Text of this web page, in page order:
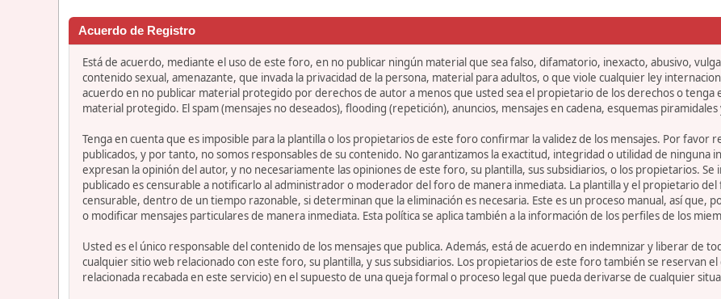
Acuerdo de Registro
Está de acuerdo, mediante el uso de este foro, en no publicar ningún material que sea falso, difamatorio, inexacto, abusivo,
contenido sexual, amenazante, que invada la privacidad de la persona, material para adultos, o que viole cualquier ley
acuerdo en no publicar material protegido por derechos de autor a menos que usted sea el propietario de los derechos o
material protegido. El spam (mensajes no deseados), flooding (repetición), anuncios, mensajes en cadena, esquemas
Tenga en cuenta que es imposible para la plantilla o los propietarios de este foro confirmar la validez de los mensajes. Por
publicados, y por tanto, no somos responsables de su contenido. No garantizamos la exactitud, integridad o utilidad de ninguna
expresan la opinión del autor, y no necesariamente las opiniones de este foro, su plantilla, sus subsidiarios, o los propietarios.
publicado es censurable a notificarlo al administrador o moderador del foro de manera inmediata. La plantilla y el propietario
censurable, dentro de un tiempo razonable, si determinan que la eliminación es necesaria. Este es un proceso manual, así que,
o modificar mensajes particulares de manera inmediata. Esta política se aplica también a la información de los perfiles de los
Usted es el único responsable del contenido de los mensajes que publica. Además, está de acuerdo en indemnizar y liberar de
cualquier sitio web relacionado con este foro, su plantilla, y sus subsidiarios. Los propietarios de este foro también se reservan
relacionada recabada en este servicio) en el supuesto de una queja formal o proceso legal que pueda derivarse de cualquier